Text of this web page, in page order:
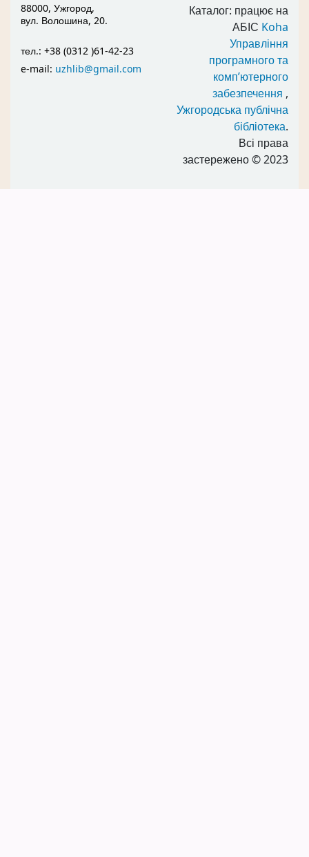
88000, Ужгород,
вул. Волошина, 20.
тел.: +38 (0312 )61-42-23
e-mail: uzhlib@gmail.com
Каталог: працює на
АБІС Koha
Управління
програмного та
комп’ютерного
забезпечення ,
Ужгородська публічна
бібліотека.
Всі права
застережено© 2023